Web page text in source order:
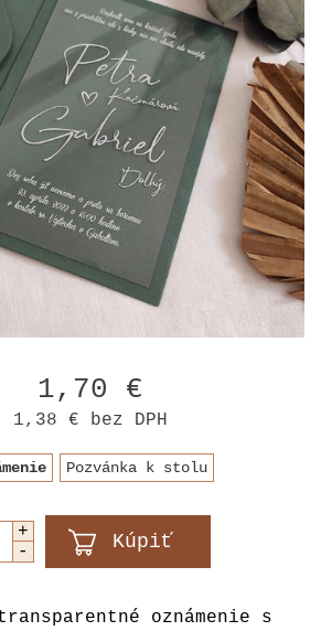
1,70 €
1,38 € bez DPH
Pozvánka k stolu
oznámenie s